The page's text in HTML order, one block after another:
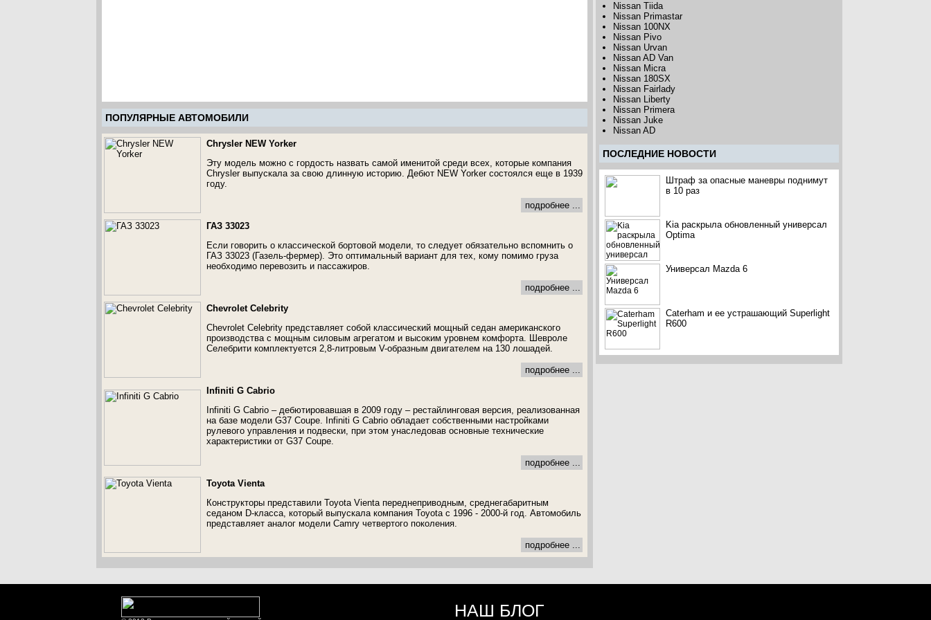
ПОПУЛЯРНЫЕ АВТОМОБИЛИ
Chrysler NEW Yorker
Эту модель можно с гордость назвать самой именитой среди всех, которые компания
Chrysler выпускала за свою длинную историю. Дебют NEW Yorker состоялся еще в 1939
году.
подробнее ...
ГАЗ 33023
Если говорить о классической бортовой модели, то следует обязательно вспомнить о
ГАЗ 33023 (Газель-фермер). Это оптимальный вариант для тех, кому помимо груза
необходимо перевозить и пассажиров.
подробнее ...
Chevrolet Celebrity
Chevrolet Celebrity представляет собой классический мощный седан американского
производства с мощным силовым агрегатом и высоким уровнем комфорта. Шевроле
Селебрити комплектуется 2,8-литровым V-образным двигателем на 130 лошадей.
подробнее ...
Infiniti G Cabrio
Infiniti G Cabrio – дебютировавшая в 2009 году – рестайлинговая версия, реализованная
на базе модели G37 Coupe. Infiniti G Cabrio обладает собственными настройками
рулевого управления и подвески, при этом унаследовав основные технические
характеристики от G37 Coupe.
подробнее ...
Toyota Vienta
Конструкторы представили Toyota Vienta переднеприводным, среднегабаритным
седаном D-класса, который выпускала компания Toyota с 1996 - 2000-й год. Автомобиль
представляет аналог модели Camry четвертого поколения.
подробнее ...
Nissan Tiida
Nissan Primastar
Nissan 100NX
Nissan Pivo
Nissan Urvan
Nissan AD Van
Nissan Micra
Nissan 180SX
Nissan Fairlady
Nissan Liberty
Nissan Primera
Nissan Juke
Nissan AD
ПОCЛЕДНИЕ НОВОСТИ
Штраф за опасные маневры поднимут
в 10 раз
Kia раскрыла обновленный универсал
Optima
Универсал Mazda 6
Caterham и ее устрашающий Superlight
R600
НАШ БЛОГ